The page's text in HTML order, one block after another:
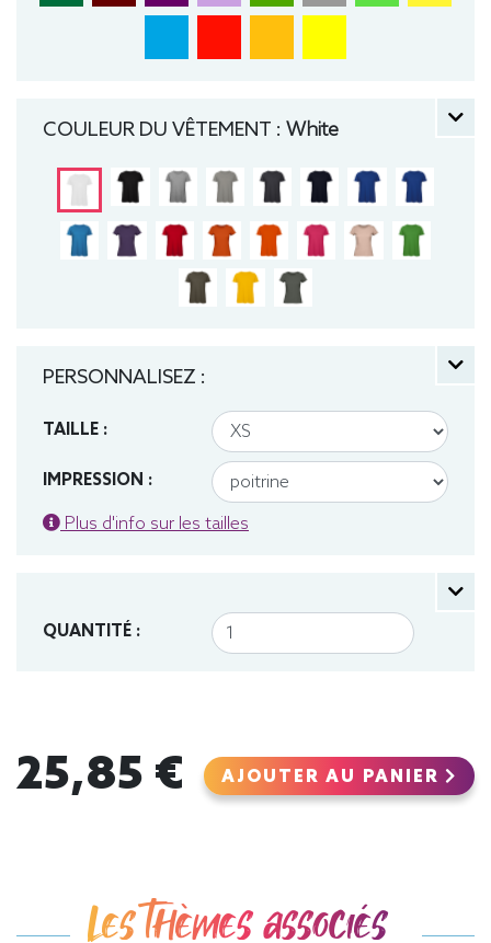
COULEUR DU VÊTEMENT : White
PERSONNALISEZ :
TAILLE :
IMPRESSION :
Plus d'info sur les tailles
QUANTITÉ :
25,85 € AJOUTER AU PANIER
Les thèmes associés